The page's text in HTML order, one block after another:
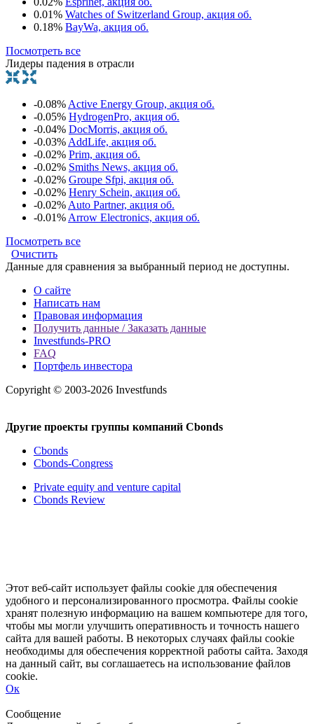
0.01% Watches of Switzerland Group, акция об.
0.18% BayWa, акция об.
Посмотреть все
Лидеры падения в отрасли
-0.08% Active Energy Group, акция об.
-0.05% HydrogenPro, акция об.
-0.04% DocMorris, акция об.
-0.03% AddLife, акция об.
-0.02% Prim, акция об.
-0.02% Smiths News, акция об.
-0.02% Groupe Sfpi, акция об.
-0.02% Henry Schein, акция об.
-0.02% Auto Partner, акция об.
-0.01% Arrow Electronics, акция об.
Посмотреть все
Очистить
Данные для сравнения за выбранный период не доступны.
О сайте
Написать нам
Правовая информация
Получить данные / Заказать данные
Investfunds-PRO
FAQ
Портфель инвестора
Copyright © 2003-2026 Investfunds
Другие проекты группы компаний Cbonds
Cbonds
Cbonds-Congress
Private equity and venture capital
Cbonds Review
Этот веб-сайт использует файлы cookie для обеспечения
удобного и персонализированного просмотра. Файлы cookie
хранят полезную информацию на вашем компьютере для того,
чтобы мы могли улучшить оперативность и точность нашего
сайта для вашей работы. В некоторых случаях файлы cookie
необходимы для обеспечения корректной работы сайта. Заходя
на данный сайт, вы соглашаетесь на использование файлов
cookie.
Ок
Сообщение